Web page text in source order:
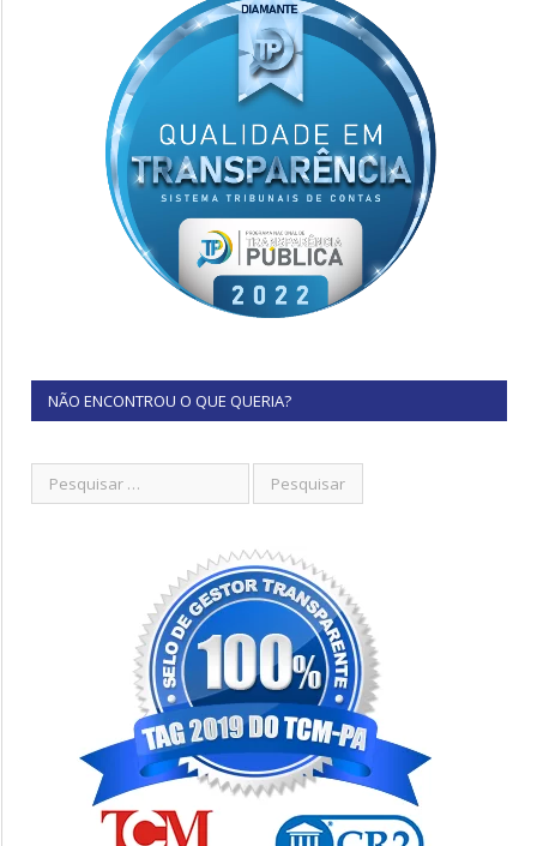
NÃO ENCONTROU O QUE QUERIA?